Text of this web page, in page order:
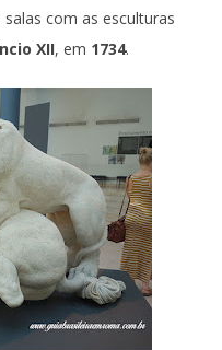
salas com as esculturas
XII, em 1734.